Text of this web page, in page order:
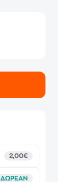
2,00€
ΔΩΡΕΑΝ